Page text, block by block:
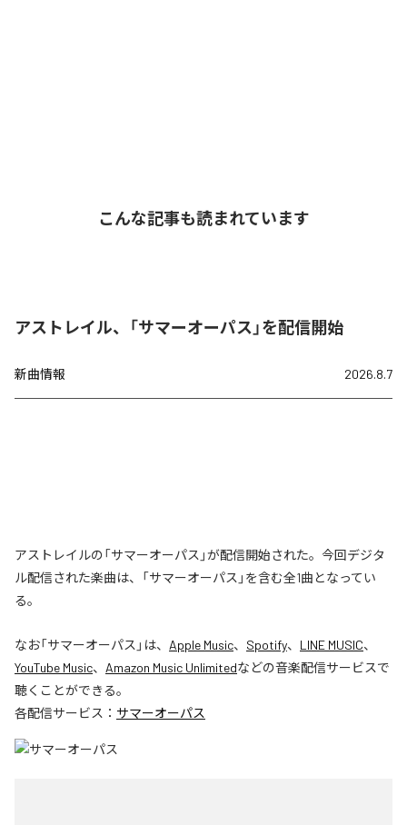
こんな記事も読まれています
アストレイル、「サマーオーパス」を配信開始
新曲情報 2026.8.7
アストレイルの「サマーオーパス」が配信開始された。今回デジタ
ル配信された楽曲は、「サマーオーパス」を含む全1曲となってい
る。
なお「サマーオーパス 」は、 Apple Music、 Spotify、 LINE MUSIC、
YouTube Music、 Amazon Music Unlimitedなどの音楽配信サービスで
聴くことができる。
各配信サービス： サマーオーパス